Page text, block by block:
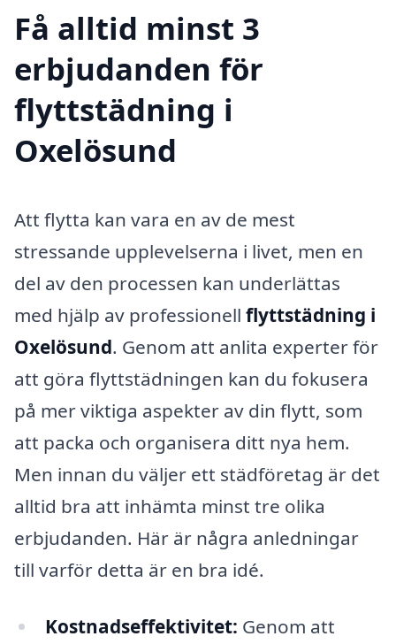
Få alltid minst 3
erbjudanden för
flyttstädning i
Oxelösund
Att flytta kan vara en av de mest
stressande upplevelserna i livet, men en
del av den processen kan underlättas
med hjälp av professionell flyttstädning i
Oxelösund. Genom att anlita experter för
att göra flyttstädningen kan du fokusera
på mer viktiga aspekter av din flytt, som
att packa och organisera ditt nya hem.
Men innan du väljer ett städföretag är det
alltid bra att inhämta minst tre olika
erbjudanden. Här är några anledningar
till varför detta är en bra idé.
Kostnadseffektivitet: Genom att